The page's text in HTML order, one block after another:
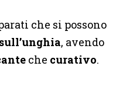
che si possono
, avendo
che curativo.